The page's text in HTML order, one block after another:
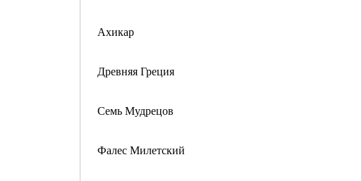
Ахикар
Древняя Греция
Семь Мудрецов
Фалес Милетский